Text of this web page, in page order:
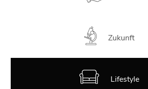
Zukunft
Lifestyle